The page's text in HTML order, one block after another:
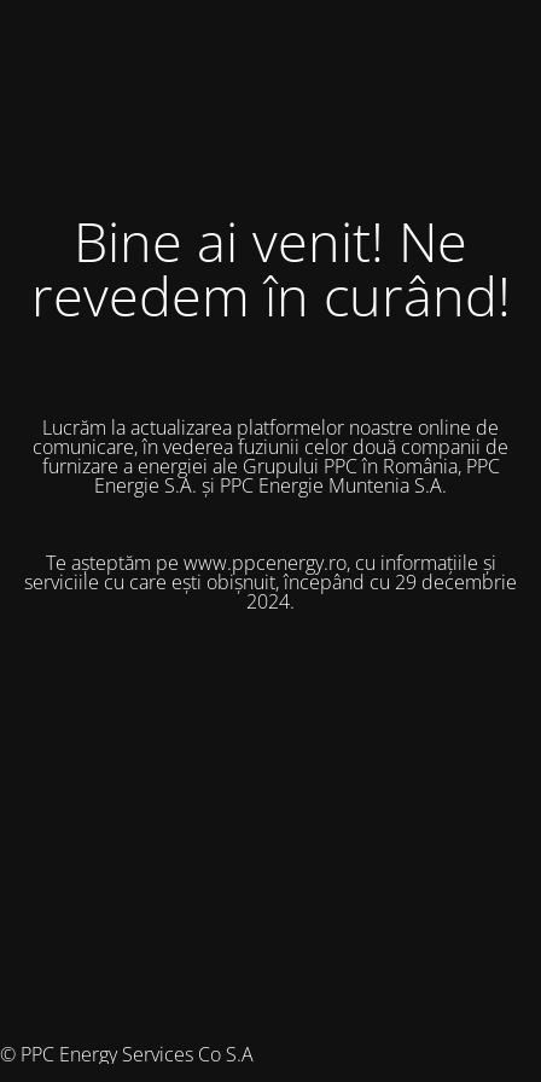
Bine ai venit! Ne
revedem în curând!
Lucrăm la actualizarea platformelor noastre online de
comunicare, în vederea fuziunii celor două companii de
furnizare a energiei ale Grupului PPC în România, PPC
Energie S.A. și PPC Energie Muntenia S.A.
Te așteptăm pe www.ppcenergy.ro, cu informațiile și
serviciile cu care ești obișnuit, începând cu 29 decembrie
2024.
© PPC Energy Services Co S.A